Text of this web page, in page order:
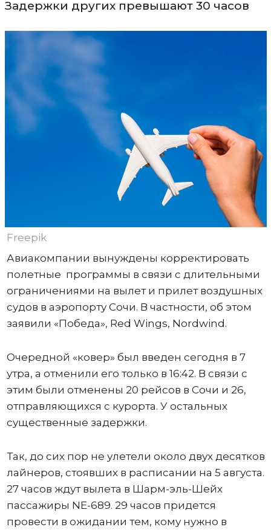
Задержки других превышают 30 часов
Freepik
Авиакомпании вынуждены корректировать
полетные программы в связи с длительными
ограничениями на вылет и прилет воздушных
судов в аэропорту Сочи. В частности, об этом
заявили «Победа», Red Wings, Nordwind.
Очередной «ковер» был введен сегодня в 7
утра, а отменили его только в 16:42. В связи с
этим были отменены 20 рейсов в Сочи и 26,
отправляющихся с курорта. У остальных
существенные задержки.
Так, до сих пор не улетели около двух десятков
лайнеров, стоявших в расписании на 5 августа.
27 часов ждут вылета в Шарм-эль-Шейх
пассажиры NE-689. 29 часов придется
провести в ожидании тем, кому нужно в